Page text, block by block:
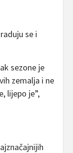
se i
sezone je
zemalja i ne
lijepo je”,